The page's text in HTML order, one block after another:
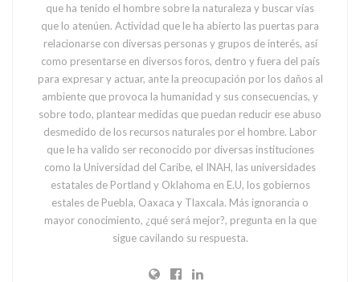
que ha tenido el hombre sobre la naturaleza y buscar vías
que lo atenúen. Actividad que le ha abierto las puertas para
relacionarse con diversas personas y grupos de interés, así
como presentarse en diversos foros, dentro y fuera del país
para expresar y actuar, ante la preocupación por los daños al
ambiente que provoca la humanidad y sus consecuencias, y
sobre todo, plantear medidas que puedan reducir ese abuso
desmedido de los recursos naturales por el hombre. Labor
que le ha valido ser reconocido por diversas instituciones
como la Universidad del Caribe, el INAH, las universidades
estatales de Portland y Oklahoma en E.U, los gobiernos
estales de Puebla, Oaxaca y Tlaxcala. Más ignorancia o
mayor conocimiento, ¿qué será mejor?, pregunta en la que
sigue cavilando su respuesta.